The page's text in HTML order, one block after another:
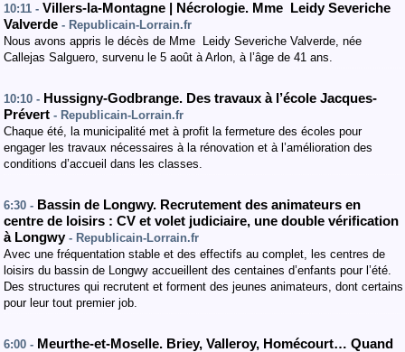
10:11 - Villers-la-Montagne | Nécrologie. Mme Leidy Severiche
Valverde - Republicain-Lorrain.fr
Nous avons appris le décès de Mme Leidy Severiche Valverde, née
Callejas Salguero, survenu le 5 août à Arlon, à l’âge de 41 ans.
10:10 - Hussigny-Godbrange. Des travaux à l’école Jacques-
Prévert - Republicain-Lorrain.fr
Chaque été, la municipalité met à profit la fermeture des écoles pour
engager les travaux nécessaires à la rénovation et à l’amélioration des
conditions d’accueil dans les classes.
6:30 - Bassin de Longwy. Recrutement des animateurs en
centre de loisirs : CV et volet judiciaire, une double vérification
à Longwy - Republicain-Lorrain.fr
Avec une fréquentation stable et des effectifs au complet, les centres de
loisirs du bassin de Longwy accueillent des centaines d’enfants pour l’été.
Des structures qui recrutent et forment des jeunes animateurs, dont certains
pour leur tout premier job.
6:00 - Meurthe-et-Moselle. Briey, Valleroy, Homécourt… Quand